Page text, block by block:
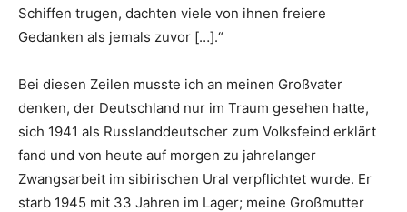
Schiffen trugen, dachten viele von ihnen freiere
Gedanken als jemals zuvor […].“
Bei diesen Zeilen musste ich an meinen Großvater
denken, der Deutschland nur im Traum gesehen hatte,
sich 1941 als Russlanddeutscher zum Volksfeind erklärt
fand und von heute auf morgen zu jahrelanger
Zwangsarbeit im sibirischen Ural verpflichtet wurde. Er
starb 1945 mit 33 Jahren im Lager; meine Großmutter